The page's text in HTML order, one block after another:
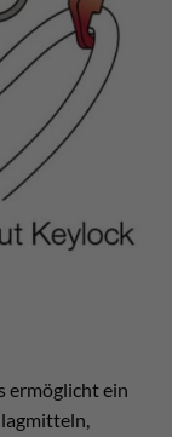
ermöglicht ein